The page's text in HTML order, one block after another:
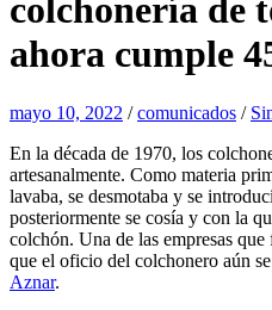
colchonería de
ahora cumple
mayo 10, 2022 /comunicados /
En la década de 1970, los
artesanalmente. Como materia
lavaba, se desmotaba y se
posteriormente se cosía y con la
colchón. Una de las empresas
que el oficio del colchonero aún
Aznar.